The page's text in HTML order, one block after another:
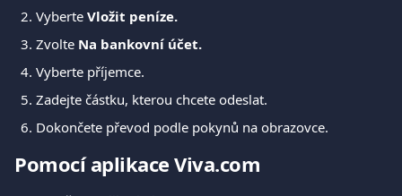
Vyberte Vložit peníze.
Zvolte Na bankovní účet.
Vyberte příjemce.
Zadejte částku, kterou chcete odeslat.
Dokončete převod podle pokynů na obrazovce.
Pomocí aplikace Viva.com